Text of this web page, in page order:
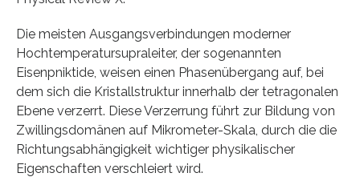
Die meisten Ausgangsverbindungen moderner
Hochtemperatursupraleiter, der sogenannten
Eisenpniktide, weisen einen Phasenübergang auf, bei
dem sich die Kristallstruktur innerhalb der tetragonalen
Ebene verzerrt. Diese Verzerrung führt zur Bildung von
Zwillingsdomänen auf Mikrometer-Skala, durch die die
Richtungsabhängigkeit wichtiger physikalischer
Eigenschaften verschleiert wird.